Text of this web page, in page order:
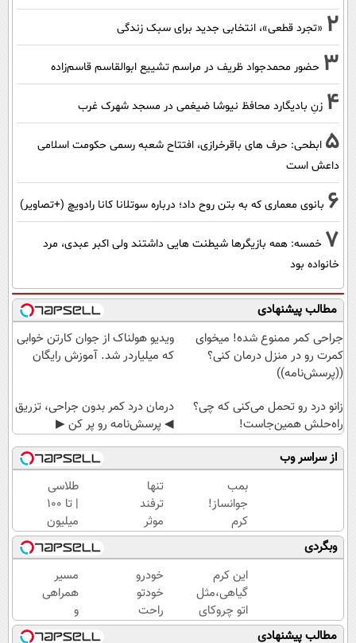
2 «تجرد قطعی»، انتخابی جدید برای سبک زندگی
3 حضور محمدجواد ظریف در مراسم تشییع ابوالقاسم قاسم‌زاده
4 زنِ بادیگارد محافظ نیوشا ضیغمی در مسجد شهرک غرب
5 ابطحی: حرف های باقرخرازی، افتتاح شعبه رسمی حکومت اسلامی
داعش است
6 بانوی معماری که به بتن روح داد؛ درباره سوتلانا کانا رادویچ (+تصاویر)
7 خمسه: همه بازیگرها شیطنت هایی داشتند ولی اکبر عبدی، مرد
خانواده بود
مطالب پیشنهادی
جراحی کمر ممنوع شده! میخوای
کمرت رو در منزل درمان کنی؟
((پرسش‌نامه))
ویدیو هولناک از جوان کارتن خوابی
که میلیاردر شد. آموزش رایگان
زانو درد رو تحمل می‌کنی که چی؟
راه‌حلش همین‌جاست!
درمان درد کمر بدون جراحی، تزریق
◀ پرسش‌نامه رو پر کن ▶
از سراسر وب
بمب
جوانساز!
کرم
بوتاکس
جلبک
اسپیرولینا50%تخفیف
تنها
ترفند
موثر
رفع
چروک
پوست،
همین
کرم
آلمانیه
طلاسی
| تا 100
میلیون
وام
آنی
خرید
طلا💰
ثبت
نام
وبگردی
این کرم
گیاهی،مثل
اتو چروکای
پوستتوصاف
خودرو
خودتو
راحت
و سریع
مسیر
همراهی
و
گزارش
مطالب پیشنهادی